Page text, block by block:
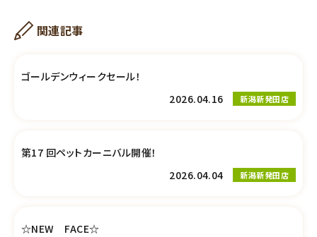
関連記事
ゴールデンウィークセール！
2026.04.16
新潟新発田店
第17 回ペットカーニバル開催！
2026.04.04
新潟新発田店
☆NEW FACE☆